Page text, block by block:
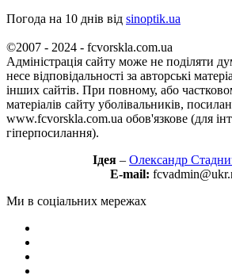
Погода на 10 днів від sinoptik.ua
©2007 - 2024 - fcvorskla.com.ua
Адміністрація сайту може не поділяти
несе відповідальності за авторські
інших сайтів. При повному, або
матеріалів сайту уболівальників,
www.fcvorskla.com.ua обов'язкове (для
гіперпосилання).
Ідея – Олександр
E-mail:
Ми в соціальних мережах